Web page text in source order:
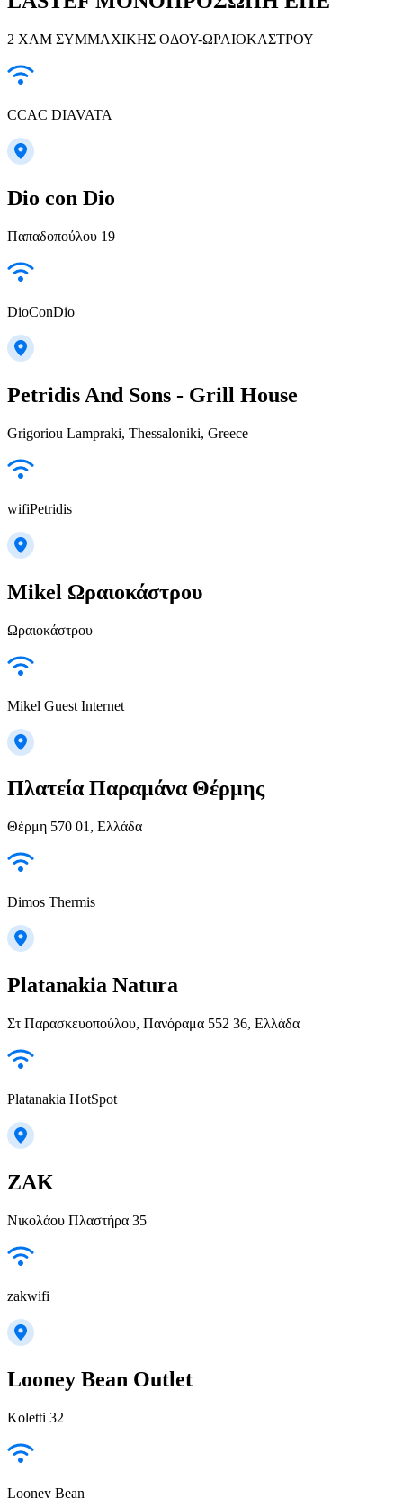
2 ΧΛΜ ΣΥΜΜΑΧΙΚΗΣ ΟΔΟΥ-ΩΡΑΙΟΚΑΣΤΡΟΥ
CCAC DIAVATA
Dio con Dio
Παπαδοπούλου 19
DioConDio
Petridis And Sons - Grill House
Grigoriou Lampraki, Thessaloniki, Greece
wifiPetridis
Mikel Ωραιοκάστρου
Ωραιοκάστρου
Mikel Guest Internet
Πλατεία Παραμάνα Θέρμης
Θέρμη 570 01, Ελλάδα
Dimos Thermis
Platanakia Natura
Στ Παρασκευοπούλου, Πανόραμα 552 36, Ελλάδα
Platanakia HotSpot
ZAK
Νικολάου Πλαστήρα 35
zakwifi
Looney Bean Outlet
Koletti 32
Looney Bean